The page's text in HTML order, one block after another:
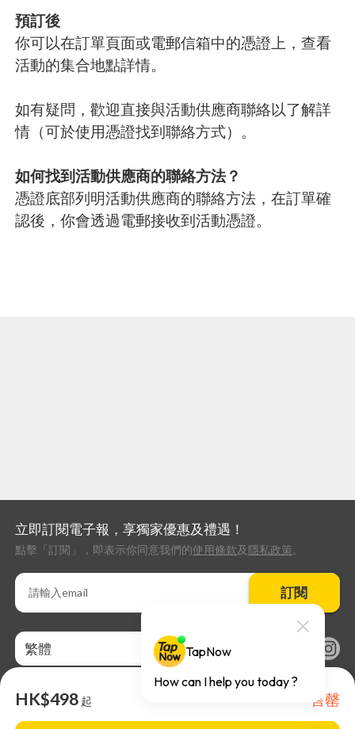
預訂後
你可以在訂單頁面或電郵信箱中的憑證上，查看
活動的集合地點詳情。
如有疑問，歡迎直接與活動供應商聯絡以了解詳
情（可於使用憑證找到聯絡方式）。
如何找到活動供應商的聯絡方法？
憑證底部列明活動供應商的聯絡方法，在訂單確
認後，你會透過電郵接收到活動憑證。
HK$498 起 售罄
立即訂閱電子報，享獨家優惠及禮遇！
點擊「訂閱」，即表示你同意我們的使用條款及 隱私政策。
訂閱
繁體